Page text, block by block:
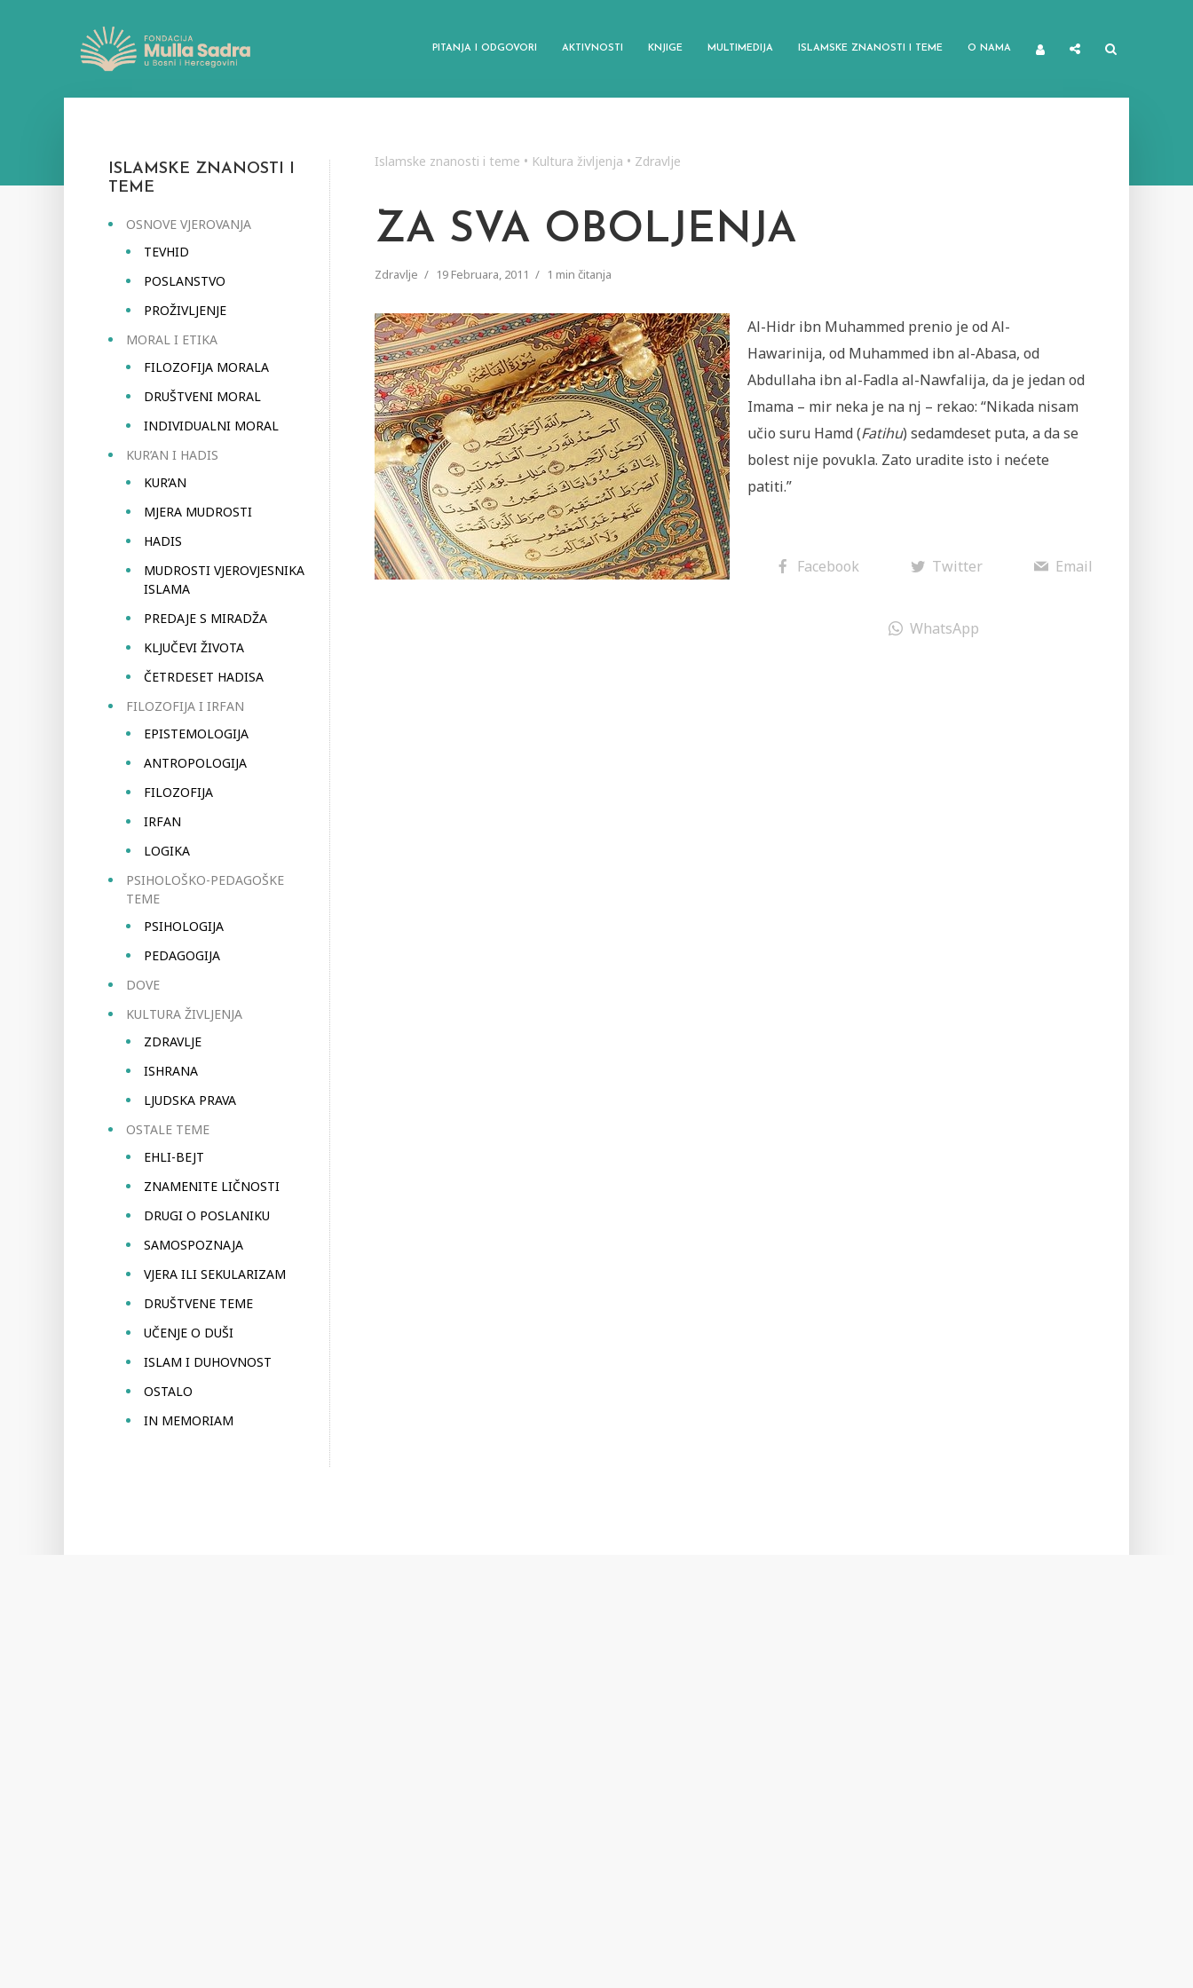
PITANJA I ODGOVORI AKTIVNOSTI KNJIGE MULTIMEDIJA ISLAMSKE ZNANOSTI I TEME O NAMA
ISLAMSKE ZNANOSTI I
TEME
OSNOVE VJEROVANJA
TEVHID
POSLANSTVO
PROŽIVLJENJE
MORAL I ETIKA
FILOZOFIJA MORALA
DRUŠTVENI MORAL
INDIVIDUALNI MORAL
KUR’AN I HADIS
KUR’AN
MJERA MUDROSTI
HADIS
MUDROSTI VJEROVJESNIKA
ISLAMA
PREDAJE S MIRADŽA
KLJUČEVI ŽIVOTA
ČETRDESET HADISA
FILOZOFIJA I IRFAN
EPISTEMOLOGIJA
ANTROPOLOGIJA
FILOZOFIJA
IRFAN
LOGIKA
PSIHOLOŠKO-PEDAGOŠKE
TEME
PSIHOLOGIJA
PEDAGOGIJA
DOVE
KULTURA ŽIVLJENJA
ZDRAVLJE
ISHRANA
LJUDSKA PRAVA
OSTALE TEME
EHLI-BEJT
ZNAMENITE LIČNOSTI
DRUGI O POSLANIKU
SAMOSPOZNAJA
VJERA ILI SEKULARIZAM
DRUŠTVENE TEME
UČENJE O DUŠI
ISLAM I DUHOVNOST
OSTALO
IN MEMORIAM
Islamske znanosti i teme • Kultura življenja • Zdravlje
ZA SVA OBOLJENJA
Zdravlje 19 Februara, 2011 1 min čitanja
Al-Hidr ibn Muhammed prenio je od Al-
Hawarinija, od Muhammed ibn al-Abasa, od
Abdullaha ibn al-Fadla al-Nawfalija, da je jedan od
Imama – mir neka je na nj – rekao: “Nikada nisam
učio suru Hamd (Fatihu) se­damdeset puta, a da se
bolest nije povukla. Zato uradite isto i nećete
patiti.”
Facebook Twitter Email
WhatsApp